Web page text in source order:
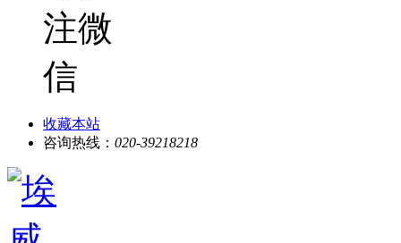
收藏本站
咨询热线： 020-39218218